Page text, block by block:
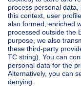
*offre soumise à
Home
Real